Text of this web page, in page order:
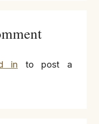
in to post a